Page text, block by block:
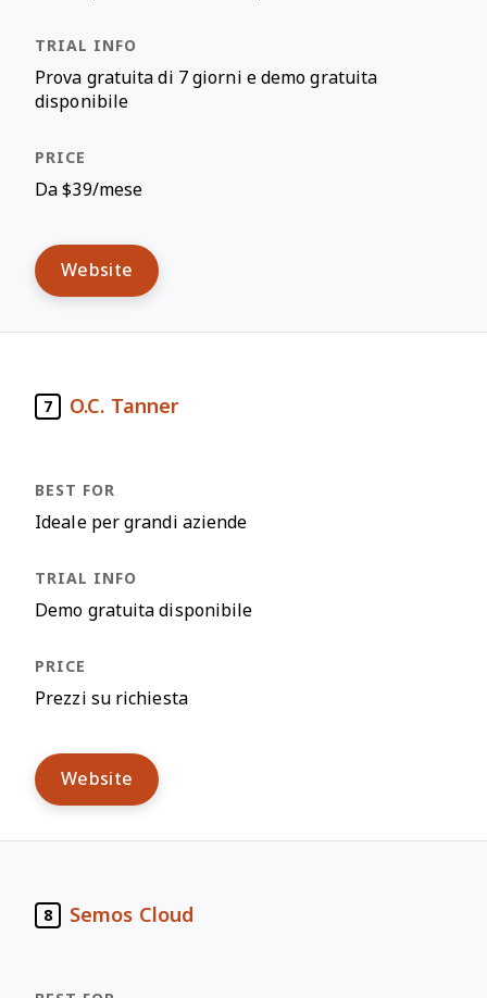
Prova gratuita di 7 giorni e demo gratuita
disponibile
Da $39/mese
Website
7 O.C. Tanner
Ideale per grandi aziende
Demo gratuita disponibile
Prezzi su richiesta
Website
8 Semos Cloud